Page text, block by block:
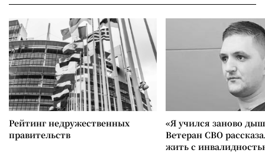
Рейтинг недружественных
правительств
«Я учился заново
Ветеран СВО
жить с